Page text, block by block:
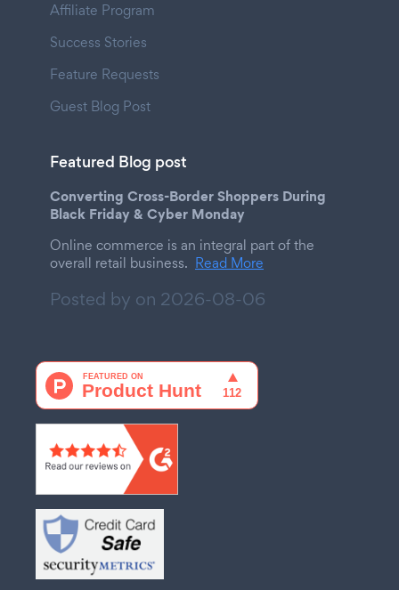
Affiliate Program
Success Stories
Feature Requests
Guest Blog Post
Featured Blog post
Converting Cross-Border Shoppers During
Black Friday & Cyber Monday
Online commerce is an integral part of the
overall retail business. Read More
Posted by on 2026-08-06